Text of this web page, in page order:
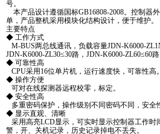
号。
本产品设计遵循国标GB16808-2008。控制器
单，产品整机采用模块化结构设计，便于维护。
主要特点
◆ 工作方式
M-BUS两总线通讯，负载容量JDN-K6000-
JDN-K6000-ZL30≤30路，JDN-K6000-ZL60≤60路
◆ 可靠性高
CPU采用16位单片机，运行速度快，可靠性高。
◆ 操作方便
可对在线探测器远程校零，标定。
◆ 安全性高
多重密码保护，操作级别不同密码不同，安全
◆ 显示直观、清晰
采用高亮LCD显示，可实时显示控制器工作时
警，开、关机记录，历史记录掉电不丢失。